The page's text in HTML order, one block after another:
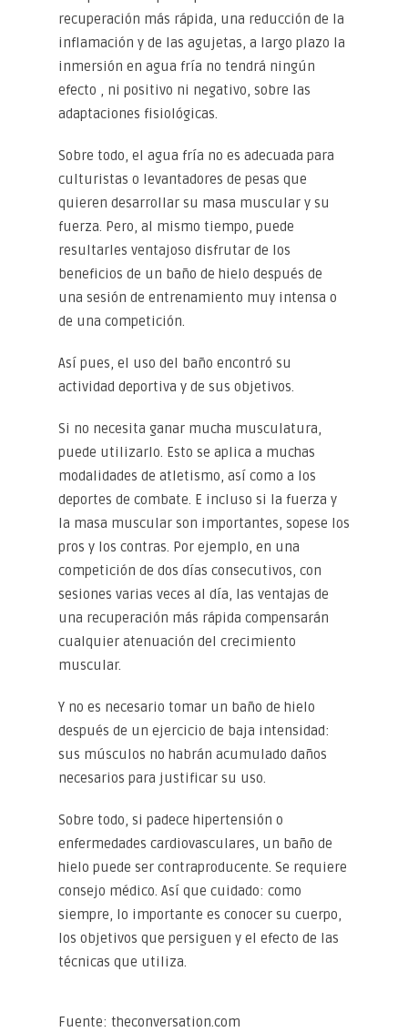
recuperación más rápida, una reducción de la
inflamación y de las agujetas, a largo plazo la
inmersión en agua fría no tendrá ningún
efecto , ni positivo ni negativo, sobre las
adaptaciones fisiológicas.
Sobre todo, el agua fría no es adecuada para
culturistas o levantadores de pesas que
quieren desarrollar su masa muscular y su
fuerza. Pero, al mismo tiempo, puede
resultarles ventajoso disfrutar de los
beneficios de un baño de hielo después de
una sesión de entrenamiento muy intensa o
de una competición.
Así pues, el uso del baño encontró su
actividad deportiva y de sus objetivos.
Si no necesita ganar mucha musculatura,
puede utilizarlo. Esto se aplica a muchas
modalidades de atletismo, así como a los
deportes de combate. E incluso si la fuerza y ​​
la masa muscular son importantes, sopese los
pros y los contras. Por ejemplo, en una
competición de dos días consecutivos, con
sesiones varias veces al día, las ventajas de
una recuperación más rápida compensarán
cualquier atenuación del crecimiento
muscular.
Y no es necesario tomar un baño de hielo
después de un ejercicio de baja intensidad:
sus músculos no habrán acumulado daños
necesarios para justificar su uso.
Sobre todo, si padece hipertensión o
enfermedades cardiovasculares, un baño de
hielo puede ser contraproducente. Se requiere
consejo médico. Así que cuidado: como
siempre, lo importante es conocer su cuerpo,
los objetivos que persiguen y el efecto de las
técnicas que utiliza.
Fuente: theconversation.com